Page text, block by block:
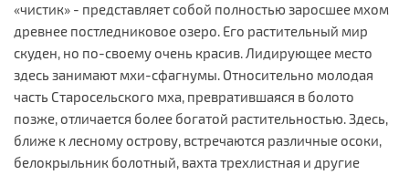
«чистик» - представляет собой полностью заросшее мхом
древнее постледниковое озеро. Его растительный мир
скуден, но по-своему очень красив. Лидирующее место
здесь занимают мхи-сфагнумы. Относительно молодая
часть Старосельского мха, превратившаяся в болото
позже, отличается более богатой растительностью. Здесь,
ближе к лесному острову, встречаются различные осоки,
белокрыльник болотный, вахта трехлистная и другие